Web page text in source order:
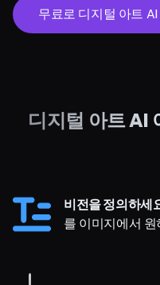
무료로 디지털 아트
디지털 아트 AI
비전을 정의하세
를 이미지에서